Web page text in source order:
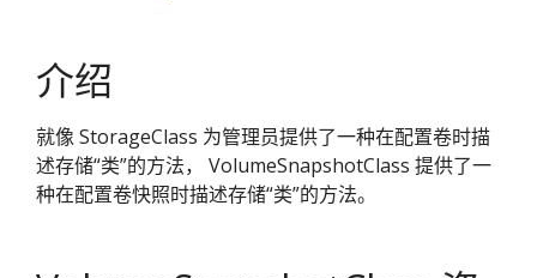
介绍
就像 StorageClass 为管理员提供了一种在配置卷时描
述存储“类”的方法， VolumeSnapshotClass 提供了一
种在配置卷快照时描述存储“类”的方法。